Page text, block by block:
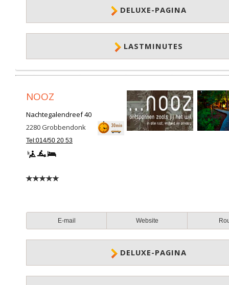
DELUXE-PAGINA
LASTMINUTES
NOOZ
Nachtegalendreef 40
2280Grobbendonk
Tel:014/50 20 53
E-mail Website
DELUXE-PAGINA